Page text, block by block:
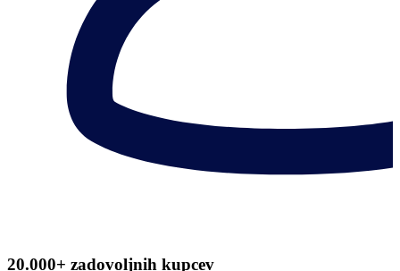
20.000+ zadovoljnih kupcev